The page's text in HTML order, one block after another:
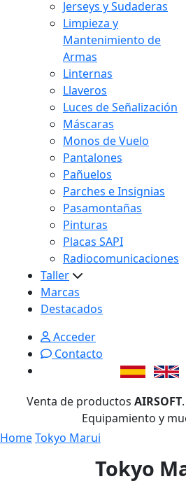
Jerseys y Sudaderas
Limpieza y
Mantenimiento de
Armas
Linternas
Llaveros
Luces de Señalización
Máscaras
Monos de Vuelo
Pantalones
Pañuelos
Parches e Insignias
Pasamontañas
Pinturas
Placas SAPI
Radiocomunicaciones
Taller
Marcas
Destacados
Acceder
Contacto
Venta de productos AIRSOFT
Equipamiento y
HomeTokyo Marui
Tokyo